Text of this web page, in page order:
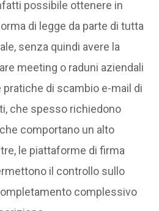
possibile ottenere in
di legge da parte di tutta
senza quindi avere la
meeting o raduni aziendali
di scambio e-mail di
che spesso richiedono
comportano un alto
le piattaforme di firma
il controllo sullo
complessivo